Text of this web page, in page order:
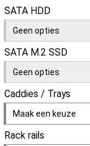
SATA HDD
Geen opties
SATA M.2 SSD
Geen opties
Caddies / Trays
Maak een keuze
Rack rails